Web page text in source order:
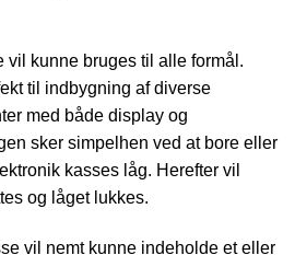
vil kunne bruges til alle formål.
til indbygning af diverse
med både display og
sker simpelhen ved at bore eller
kasses låg. Herefter vil
og låget lukkes.
vil nemt kunne indeholde et eller